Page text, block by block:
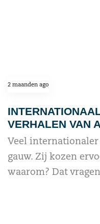
2 maanden ago
VERHALEN VAN
Veel
gauw. Zij kozen
waarom? Dat